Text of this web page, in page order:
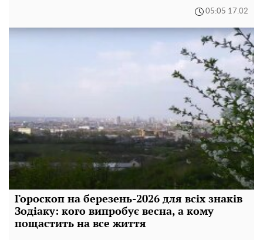
05:05 17.02
Гороскоп на березень-2026 для всіх знаків
Зодіаку: кого випробує весна, а кому
пощастить на все життя